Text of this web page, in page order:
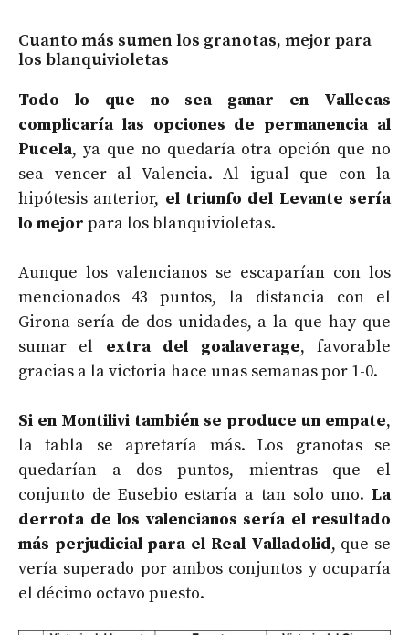
Cuanto más sumen los granotas, mejor para
los blanquivioletas
Todo lo que no sea ganar en Vallecas
complicaría las opciones de permanencia al
Pucela, ya que no quedaría otra opción que no
sea vencer al Valencia. Al igual que con la
hipótesis anterior, el triunfo del Levante sería
lo mejor para los blanquivioletas.
Aunque los valencianos se escaparían con los
mencionados 43 puntos, la distancia con el
Girona sería de dos unidades, a la que hay que
sumar el extra del goalaverage, favorable
gracias a la victoria hace unas semanas por 1-0.
Si en Montilivi también se produce un empate,
la tabla se apretaría más. Los granotas se
quedarían a dos puntos, mientras que el
conjunto de Eusebio estaría a tan solo uno. La
derrota de los valencianos sería el resultado
más perjudicial para el Real Valladolid, que se
vería superado por ambos conjuntos y ocuparía
el décimo octavo puesto.